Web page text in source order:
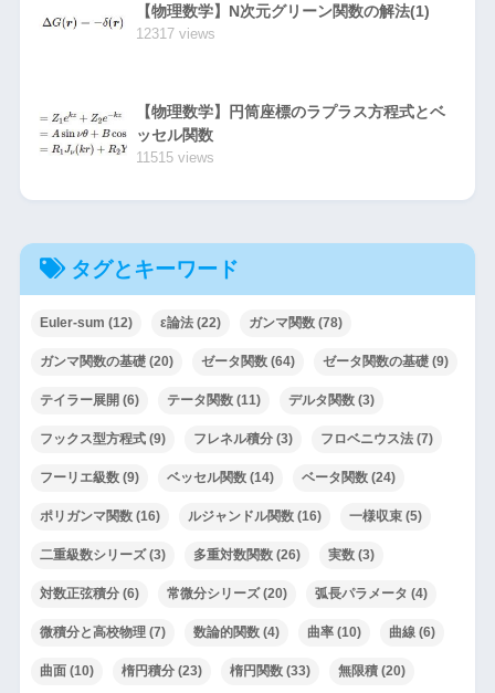
【物理数学】N次元グリーン関数の解法(1)
12317 views
【物理数学】円筒座標のラプラス方程式とベ
ッセル関数
11515 views
タグとキーワード
Euler-sum (12) ε論法(22) ガンマ関数(78)
ガンマ関数の基礎(20) ゼータ関数(64) ゼータ関数の基礎(9)
テイラー展開 (6) テータ関数(11) デルタ関数(3)
フックス型方程式(9) フレネル積分(3) フロベニウス法(7)
フーリエ級数(9) ベッセル関数(14) ベータ関数(24)
ポリガンマ関数(16) ルジャンドル関数(16) 一様収束(5)
二重級数シリーズ(3) 多重対数関数(26) 実数(3)
対数正弦積分(6) 常微分シリーズ(20) 弧長パラメータ (4)
微積分と高校物理(7) 数論的関数(4) 曲率(10) 曲線(6)
曲面(10) 楕円積分(23) 楕円関数(33) 無限積(20)